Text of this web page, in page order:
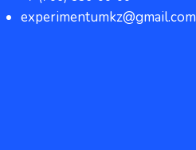
experimentumkz@gmail.com